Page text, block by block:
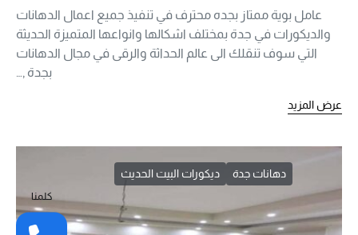
عامل بوية ممتاز بجده محترف في تنفيذ جميع اعمال الدهانات
والديكورات في جدة بمختلف اشكالها وانواعها المتميزة الحديثة
التي سوف تنقلك الى عالم الحداثة والرقى في مجال الدهانات
بجدة ,…
عرض المزيد
دهانات جدة ديكورات البيت الحديث
كلمنا